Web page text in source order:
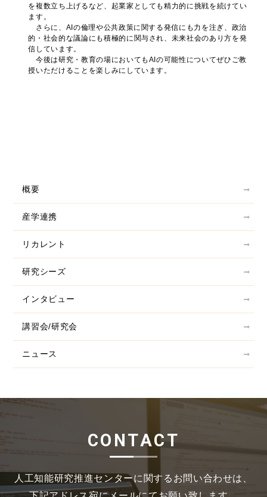
を複数立ち上げるなど、起業家としても精力的に挑戦を続けてい
ます。
さらに、AIの倫理や公共政策に関する発信にも力を注ぎ、政治
的・社会的な議論にも積極的に関与され、未来社会のあり方を発
信しています。
今後は研究・教育の場においてもAIの可能性についてぜひご教
授いただけることを楽しみにしています。
概要
産学連携
リカレント
研究シーズ
インタビュー
講習会/研究会
ニュース
CONTACT
人工知能研究推進センターに関するお問い合わせは、